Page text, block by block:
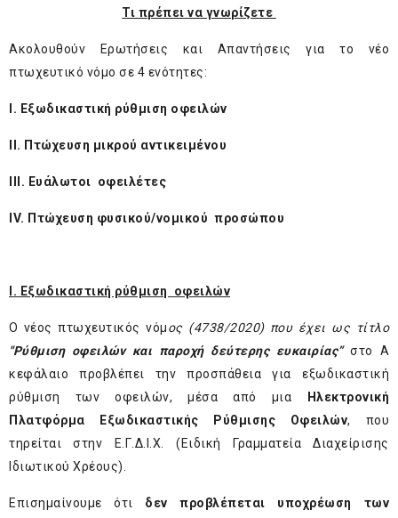
Τι πρέπει να γνωρίζετε
Ακολουθούν Ερωτήσεις και Απαντήσεις για το νέο
πτωχευτικό νόμο σε 4 ενότητες:
Ι. Εξωδικαστική ρύθμιση οφειλών
ΙΙ. Πτώχευση μικρού αντικειμένου
ΙΙΙ. Ευάλωτοι οφειλέτες
ΙV. Πτώχευση φυσικού/νομικού προσώπου
Ι. Εξωδικαστική ρύθμιση οφειλών
Ο νέος πτωχευτικός νόμος (4738/2020) που έχει ως τίτλο
"Ρύθμιση οφειλών και παροχή δεύτερης ευκαιρίας”στο Α
κεφάλαιο προβλέπει την προσπάθεια για εξωδικαστική
ρύθμιση των οφειλών, μέσα από μια Ηλεκτρονική
Πλατφόρμα Εξωδικαστικής Ρύθμισης Οφειλών, που
τηρείται στην Ε.Γ.Δ.Ι.Χ. (Ειδική Γραμματεία Διαχείρισης
Ιδιωτικού Χρέους).
Επισημαίνουμε ότι δεν προβλέπεται υποχρέωση των